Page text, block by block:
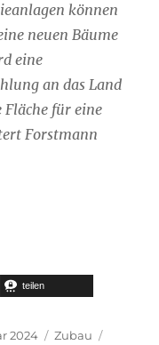
können
neuen Bäume
eine
an das Land
Fläche für eine
Forstmann
teilen
2024 Kategorien
Zubau